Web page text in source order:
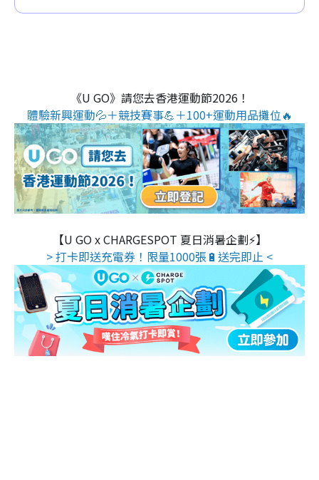
《U GO》請您去香港運動節2026！
體驗新興運動💦＋競技賽事💪＋100+運動用品攤位🔥
【U GO x CHARGESPOT 夏日消暑企劃⚡】
> 打卡即送充電券！限量1000張🔋送完即止 <